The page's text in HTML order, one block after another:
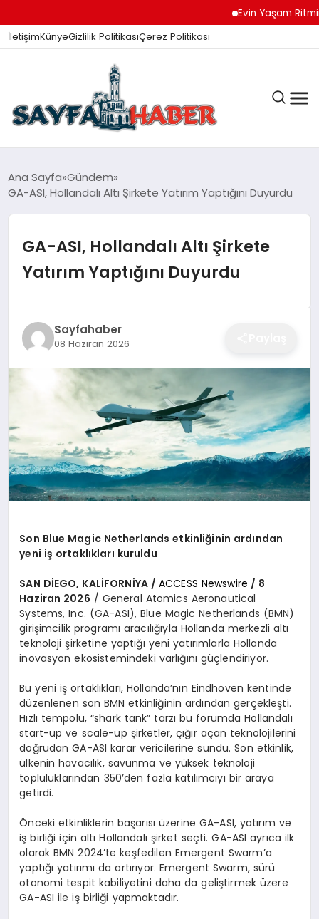
Evin Yaşam Ritmini
İletişimKünyeGizlilik PolitikasıÇerez Politikası
ANA SAYFA
İZMIR HABERLERI
EĞITIM
SAĞLIK
SPOR
YAŞAM
DIĞER
Ana Sayfa Gündem
GA-ASI, Hollandalı Altı Şirkete Yatırım Yaptığını Duyurdu
GA-ASI, Hollandalı Altı Şirkete
Yatırım Yaptığını Duyurdu
Sayfahaber
08 Haziran 2026
Son Blue Magic Netherlands etkinliğinin ardından
yeni iş ortaklıkları kuruldu
SAN DİEGO, KALİFORNİYA / ACCESS Newswire / 8
Haziran 2026 / General Atomics Aeronautical
Systems, Inc. (GA-ASI), Blue Magic Netherlands (BMN)
girişimcilik programı aracılığıyla Hollanda merkezli altı
teknoloji şirketine yaptığı yeni yatırımlarla Hollanda
inovasyon ekosistemindeki varlığını güçlendiriyor.
Bu yeni iş ortaklıkları, Hollanda’nın Eindhoven kentinde
düzenlenen son BMN etkinliğinin ardından gerçekleşti.
Hızlı tempolu, “shark tank” tarzı bu forumda Hollandalı
start-up ve scale-up şirketler, çığır açan teknolojilerini
doğrudan GA-ASI karar vericilerine sundu. Son etkinlik,
ülkenin havacılık, savunma ve yüksek teknoloji
topluluklarından 350’den fazla katılımcıyı bir araya
getirdi.
Önceki etkinliklerin başarısı üzerine GA-ASI, yatırım ve
iş birliği için altı Hollandalı şirket seçti. GA-ASI ayrıca ilk
olarak BMN 2024’te keşfedilen Emergent Swarm’a
yaptığı yatırımı da artırıyor. Emergent Swarm, sürü
otonomi tespit kabiliyetini daha da geliştirmek üzere
GA-ASI ile iş birliği yapmaktadır.